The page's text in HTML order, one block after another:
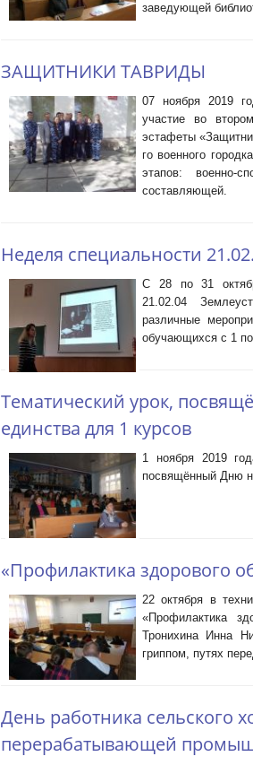
заведующей
ЗАЩИТНИКИ ТАВРИДЫ
07 ноября 2019
участие во
эстафеты
го военного
этапов: военно-
составляющей.
Неделя специальности
С 28 по 31
21.02.04
различные
обучающихся с 1
Тематический урок,
единства для 1 курсов
1 ноября 2019
посвящённый Дню
«Профилактика здорового
22 октября в
«Профилактика
Тронихина Инна
гриппом, путях
День работника сельского
перерабатывающей